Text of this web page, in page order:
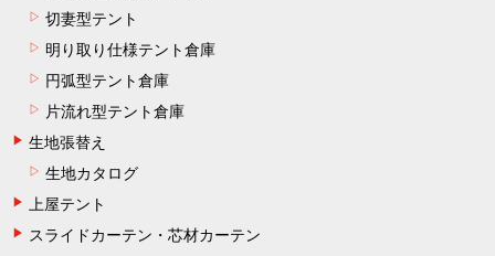
切妻型テント
明り取り仕様テント倉庫
円弧型テント倉庫
片流れ型テント倉庫
生地張替え
生地カタログ
上屋テント
スライドカーテン・芯材カーテン